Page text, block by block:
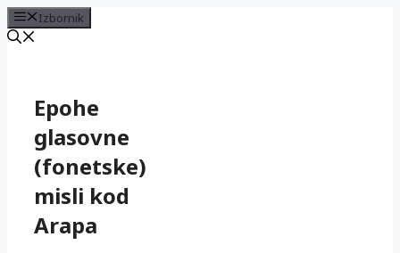
Izbornik
sadržajEpohe
glasovne
(fonetske)
misli kod
Arapa